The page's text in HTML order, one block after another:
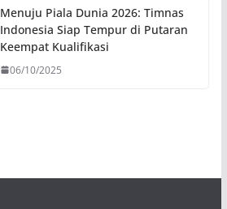
Menuju Piala Dunia 2026: Timnas
Indonesia Siap Tempur di Putaran
Keempat Kualifikasi
06/10/2025